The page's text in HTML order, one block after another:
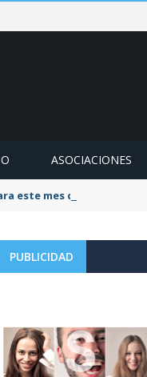
ASOCIACIONES
este mes de agosto
PUBLICIDAD